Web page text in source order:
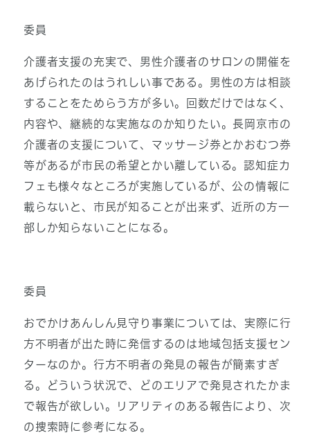
委員
介護者支援の充実で、男性介護者のサロンの開催を
あげられたのはうれしい事である。男性の方は相談
することをためらう方が多い。回数だけではなく、
内容や、継続的な実施なのか知りたい。長岡京市の
介護者の支援について、マッサージ券とかおむつ券
等があるが市民の希望とかい離している。認知症カ
フェも様々なところが実施しているが、公の情報に
載らないと、市民が知ることが出来ず、近所の方一
部しか知らないことになる。
委員
おでかけあんしん見守り事業については、実際に行
方不明者が出た時に発信するのは地域包括支援セン
ターなのか。行方不明者の発見の報告が簡素すぎ
る。どういう状況で、どのエリアで発見されたかま
で報告が欲しい。リアリティのある報告により、次
の捜索時に参考になる。